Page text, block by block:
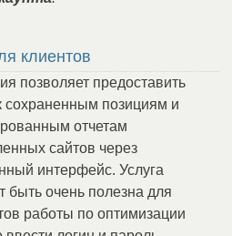
клиентов
позволяет предоставить
сохраненным позициям и
отчетам
сайтов через
интерфейс. Услуга
быть очень полезна для
работы по оптимизации